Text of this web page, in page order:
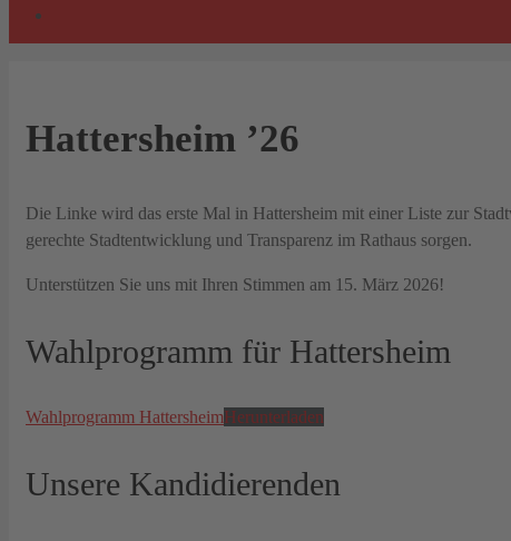
Hattersheim ’26
Die Linke wird das erste Mal in Hattersheim mit einer Liste zur
gerechte Stadtentwicklung und Transparenz im Rathaus sorgen.
Unterstützen Sie uns mit Ihren Stimmen am 15. März 2026!
Wahlprogramm für Hattersheim
Wahlprogramm HattersheimHerunterladen
Unsere Kandidierenden